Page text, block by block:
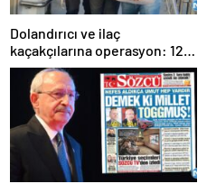
Dolandırıcı ve ilaç
kaçakçılarına operasyon: 12
gözaltı kararı